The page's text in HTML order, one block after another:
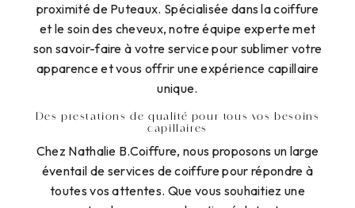
proximité de Puteaux. Spécialisée dans la coiffure
et le soin des cheveux, notre équipe experte met
son savoir-faire à votre service pour sublimer votre
apparence et vous offrir une expérience capillaire
unique.
Des prestations de qualité pour tous vos besoins
capillaires
Chez Nathalie B.Coiffure, nous proposons un large
éventail de services de coiffure pour répondre à
toutes vos attentes. Que vous souhaitiez une